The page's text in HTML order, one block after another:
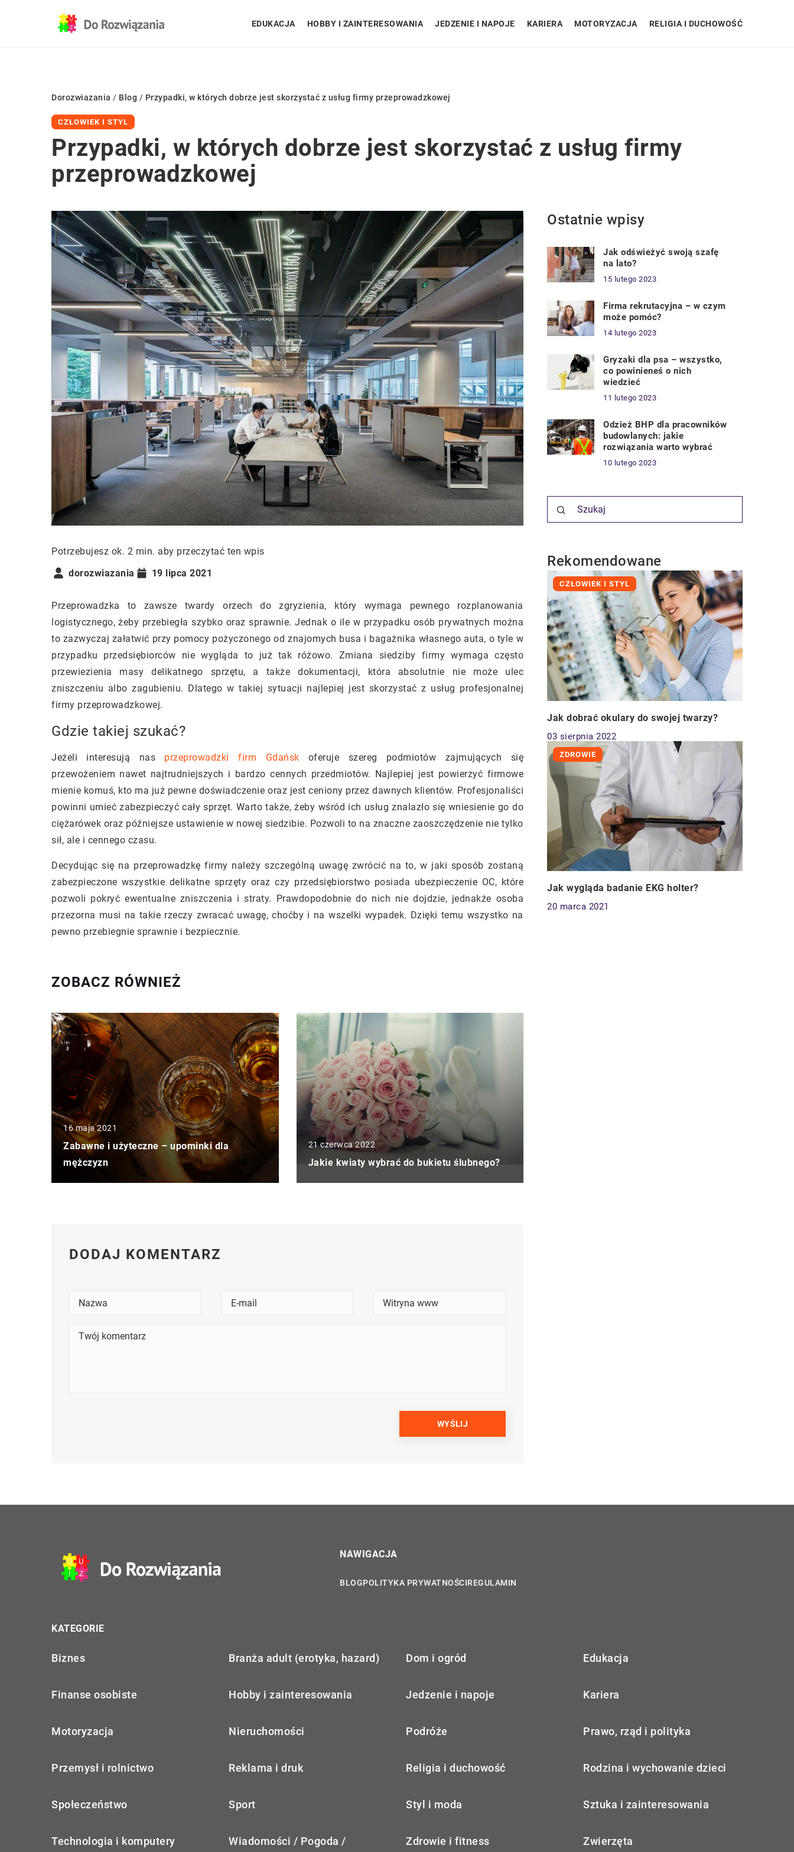
EDUKACJA HOBBY I ZAINTERESOWANIA JEDZENIE I NAPOJE KARIERA MOTORYZACJA RELIGIA I DUCHOWOŚĆ
Dorozwiazania / Blog / Przypadki, w których dobrze jest skorzystać z usług firmy przeprowadzkowej
CZŁOWIEK I STYL
Przypadki, w których dobrze jest skorzystać z usług firmy
przeprowadzkowej
Potrzebujesz ok. 2 min. aby przeczytać ten wpis
dorozwiazania
19 lipca 2021
Przeprowadzka to zawsze twardy orzech do zgryzienia, który wymaga pewnego rozplanowania
logistycznego, żeby przebiegła szybko oraz sprawnie. Jednak o ile w przypadku osób prywatnych można
to zazwyczaj załatwić przy pomocy pożyczonego od znajomych busa i bagażnika własnego auta, o tyle w
przypadku przedsiębiorców nie wygląda to już tak różowo. Zmiana siedziby firmy wymaga często
przewiezienia masy delikatnego sprzętu, a także dokumentacji, która absolutnie nie może ulec
zniszczeniu albo zagubieniu. Dlatego w takiej sytuacji najlepiej jest skorzystać z usług profesjonalnej
firmy przeprowadzkowej.
Gdzie takiej szukać?
Jeżeli interesują nas przeprowadzki firm Gdańsk oferuje szereg podmiotów zajmujących się
przewożeniem nawet najtrudniejszych i bardzo cennych przedmiotów. Najlepiej jest powierzyć firmowe
mienie komuś, kto ma już pewne doświadczenie oraz jest ceniony przez dawnych klientów. Profesjonaliści
powinni umieć zabezpieczyć cały sprzęt. Warto także, żeby wśród ich usług znalazło się wniesienie go do
ciężarówek oraz późniejsze ustawienie w nowej siedzibie. Pozwoli to na znaczne zaoszczędzenie nie tylko
sił, ale i cennego czasu.
Decydując się na przeprowadzkę firmy należy szczególną uwagę zwrócić na to, w jaki sposób zostaną
zabezpieczone wszystkie delikatne sprzęty oraz czy przedsiębiorstwo posiada ubezpieczenie OC, które
pozwoli pokryć ewentualne zniszczenia i straty. Prawdopodobnie do nich nie dojdzie, jednakże osoba
przezorna musi na takie rzeczy zwracać uwagę, choćby i na wszelki wypadek. Dzięki temu wszystko na
pewno przebiegnie sprawnie i bezpiecznie.
ZOBACZ RÓWNIEŻ
16 maja 2021
Zabawne i użyteczne – upominki dla
mężczyzn
21 czerwca 2022
Jakie kwiaty wybrać do bukietu ślubnego?
Ostatnie wpisy
Jak odświeżyć swoją szafę
na lato?
15 lutego 2023
Firma rekrutacyjna – w czym
może pomóc?
14 lutego 2023
Gryzaki dla psa – wszystko,
co powinieneś o nich
wiedzieć
11 lutego 2023
Odzież BHP dla pracowników
budowlanych: jakie
rozwiązania warto wybrać
10 lutego 2023
Rekomendowane
CZŁOWIEK I STYL
Jak dobrać okulary do swojej twarzy?
03 sierpnia 2022
ZDROWIE
Jak wygląda badanie EKG holter?
20 marca 2021
DODAJ KOMENTARZ
NAWIGACJA
BLOGPOLITYKA PRYWATNOŚCIREGULAMIN
KATEGORIE
Biznes Branża adult (erotyka, hazard) Dom i ogród Edukacja
Finanse osobiste Hobby i zainteresowania Jedzenie i napoje Kariera
Motoryzacja Nieruchomości Podróże Prawo, rząd i polityka
Przemysł i rolnictwo Reklama i druk Religia i duchowość Rodzina i wychowanie dzieci
Społeczeństwo Sport Styl i moda Sztuka i zainteresowania
Technologia i komputery Wiadomości / Pogoda / Zdrowie i fitness Zwierzęta